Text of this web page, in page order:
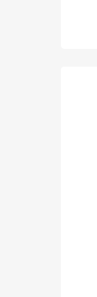
Khóa
hoặc
Cách
giây.
Nếu
vừa
Giúp
vấn